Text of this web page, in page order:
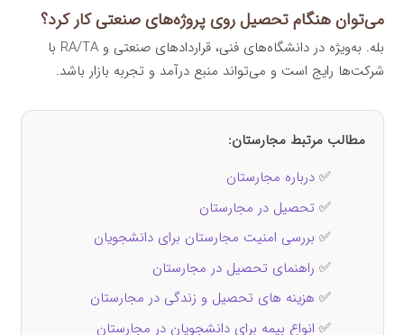
می‌توان هنگام تحصیل روی پروژه‌های صنعتی کار کرد؟
بله. به‌ویژه در دانشگاه‌های فنی، قراردادهای صنعتی و RA/TA با
شرکت‌ها رایج است و می‌تواند منبع درآمد و تجربه بازار باشد.
مطالب مرتبط مجارستان:
✅ درباره مجارستان
✅ تحصیل در مجارستان
✅ بررسی امنیت مجارستان برای دانشجویان
✅ راهنمای تحصیل در مجارستان
✅ هزینه‌ های تحصیل و زندگی در مجارستان
✅ انواع بیمه برای دانشجویان در مجارستان